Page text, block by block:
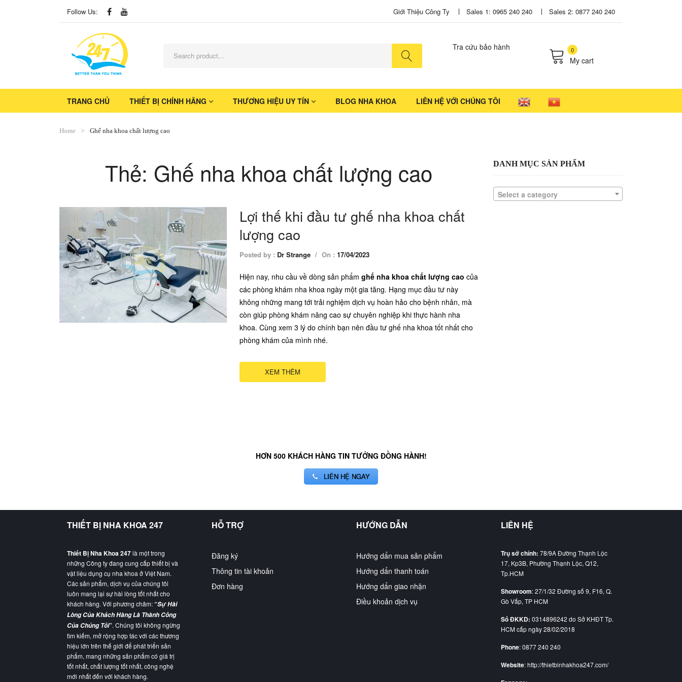
Follow Us: Giới Thiệu Công Ty Sales 1: 0965 240 240 Sales 2: 0877 240 240
Tra cứu bảo hành 0
My cart
TRANG CHỦ
THIẾT BỊ CHÍNH HÃNG THƯƠNG HIỆU UY TÍN BLOG NHA KHOA LIÊN HỆ VỚI CHÚNG TÔI
Home Ghế nha khoa chất lượng cao
Thẻ: Ghế nha khoa chất lượng cao
Lợi thế khi đầu tư ghế nha khoa chất
lượng cao
Posted by : Dr Strange / On : 17/04/2023
Hiện nay, nhu cầu về dòng sản phẩm ghế nha khoa chất lượng cao của
các phòng khám nha khoa ngày một gia tăng. Hạng mục đầu tư này
không những mang tới trải nghiệm dịch vụ hoàn hảo cho bệnh nhân, mà
còn giúp phòng khám nâng cao sự chuyên nghiệp khi thực hành nha
khoa. Cùng xem 3 lý do chính bạn nên đầu tư ghế nha khoa tốt nhất cho
phòng khám của mình nhé.
XEM THÊM
DANH MỤC SẢN PHẨM
Select a category
HƠN 500 KHÁCH HÀNG TIN TƯỞNG ĐỒNG HÀNH!
LIÊN HỆ NGAY
THIẾT BỊ NHA KHOA 247
Thiết Bị Nha Khoa 247là một trong
những Công ty đang cung cấp thiết bị và
vật liệu dụng cụ nha khoa ở Việt Nam.
Các sản phẩm, dịch vụ của chúng tôi
luôn mang lại sự hài lòng tốt nhất cho
khách hàng. Với phương châm:“Sự Hài
Lòng Của Khách Hàng Là Thành Công
Của Chúng Tôi”. Chúng tôi không ngừng
tìm kiếm, mở rộng hợp tác với các thương
hiệu lớn trên thế giới để phát triển sản
phẩm, mang những sản phẩm có giá trị
tốt nhất, chất lượng tốt nhất, công nghệ
mới nhất đến với khách hàng.
HỖ TRỢ
Đăng ký
Thông tin tài khoản
Đơn hàng
HƯỚNG DẪN
Hướng dẩn mua sản phẩm
Hướng dẩn thanh toán
Hướng dẩn giao nhận
Điều khoản dịch vụ
LIÊN HỆ
Trụ sở chính: 78/9A Đường Thạnh Lộc
17, Kp3B, Phường Thạnh Lộc, Q12,
Tp.HCM
Showroom: 27/1/32 Đường số 9, F16, Q.
Gò Vấp, TP HCM
Số ĐKKD: 0314896242 do Sở KHĐT Tp.
HCM cấp ngày 28/02/2018
Phone: 0877 240 240
Website: http://thietbinhakhoa247.com/